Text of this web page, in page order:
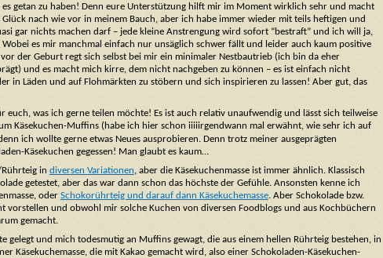
getan zu haben! Denn eure Unterstützung hilft mir im Moment wirklich sehr und macht
nach wie vor in meinem Bauch, aber ich habe immer wieder mit teils heftigen und
gar nichts machen darf – jede kleine Anstrengung wird sofort “bestraft” und ich will ja,
es mir manchmal einfach nur unsäglich schwer fällt und leider auch kaum positive
der Geburt regt sich selbst bei mir ein minimaler Nestbautrieb (ich bin da eher
und es macht mich kirre, dem nicht nachgeben zu können – es ist einfach nicht
in Läden und auf Flohmärkten zu stöbern und sich inspirieren zu lassen! Aber gut, das
euch, was ich gerne teilen möchte! Es ist auch relativ unaufwendig und lässt sich teilweise
Käsekuchen-Muffins (habe ich hier schon iiiiirgendwann mal erwähnt, wie sehr ich auf
ich wollte gerne etwas Neues ausprobieren. Denn trotz meiner ausgeprägten
Käsekuchen gegessen! Man glaubt es kaum…
in diversen Variationen, aber die Käsekuchenmasse ist immer ähnlich. Klassisch
getestet, aber das war dann schon das höchste der Gefühle. Ansonsten kenne ich
oder Schokorührteig und darauf dann Käsekuchemasse. Aber Schokolade bzw.
vorstellen und obwohl mir solche Kuchen von diversen Foodblogs und aus Kochbüchern
gemacht.
gelegt und mich todesmutig an Muffins gewagt, die aus einem hellen Rührteig bestehen, in
Käsekuchemasse, die mit Kakao gemacht wird, also einer Schokoladen-Käsekuchen-